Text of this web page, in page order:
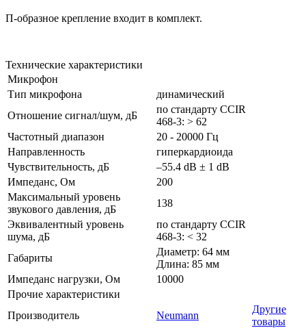
П-образное крепление входит в комплект.
Технические характеристики
Микрофон
Тип микрофона
динамический
Отношение сигнал/шум, дБ
по стандарту CCIR
468-3: > 62
Частотный диапазон
20 - 20000 Гц
Направленность
гиперкардиоида
Чувствительность, дБ
–55.4 dB ± 1 dB
Импеданс, Ом
200
Максимальный уровень
звукового давления, дБ
138
Эквивалентный уровень
шума, дБ
по стандарту CCIR
468-3: < 32
Габариты
Диаметр: 64 мм
Длина: 85 мм
Импеданс нагрузки, Ом
10000
Прочие характеристики
Производитель
Neumann
Другие
товары